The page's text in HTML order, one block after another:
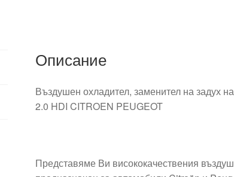
Описание
Въздушен охладител, заменител на задух
2.0 HDI CITROEN PEUGEOT
Представяме Ви висококачествения